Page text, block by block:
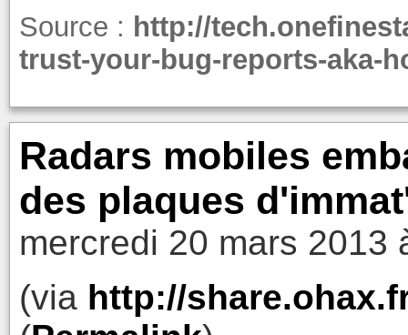
Source : http://
trust-your-bug-reports-aka-
Radars mobiles
des plaques
mercredi 20 mars 2013
(via http://